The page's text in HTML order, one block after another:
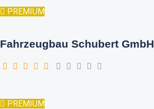
PREMIUM
Fahrzeugbau Schubert GmbH
PREMIUM